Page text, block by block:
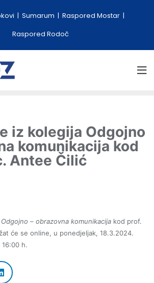
Sumarum
Raspored Mostar
Raspored Rodoč
iz kolegija Odgojno
komunikacija kod
Antee Čilić
Odgojno – obrazovna komunikacija kod prof.
će se online, u ponedjeljak, 18.3.2024.
h.